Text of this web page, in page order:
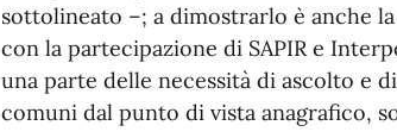
sottolineato –; a dimostrarlo è anche
con la partecipazione di SAPIR e
una parte delle necessità di ascolto e
comuni dal punto di vista anagrafico,